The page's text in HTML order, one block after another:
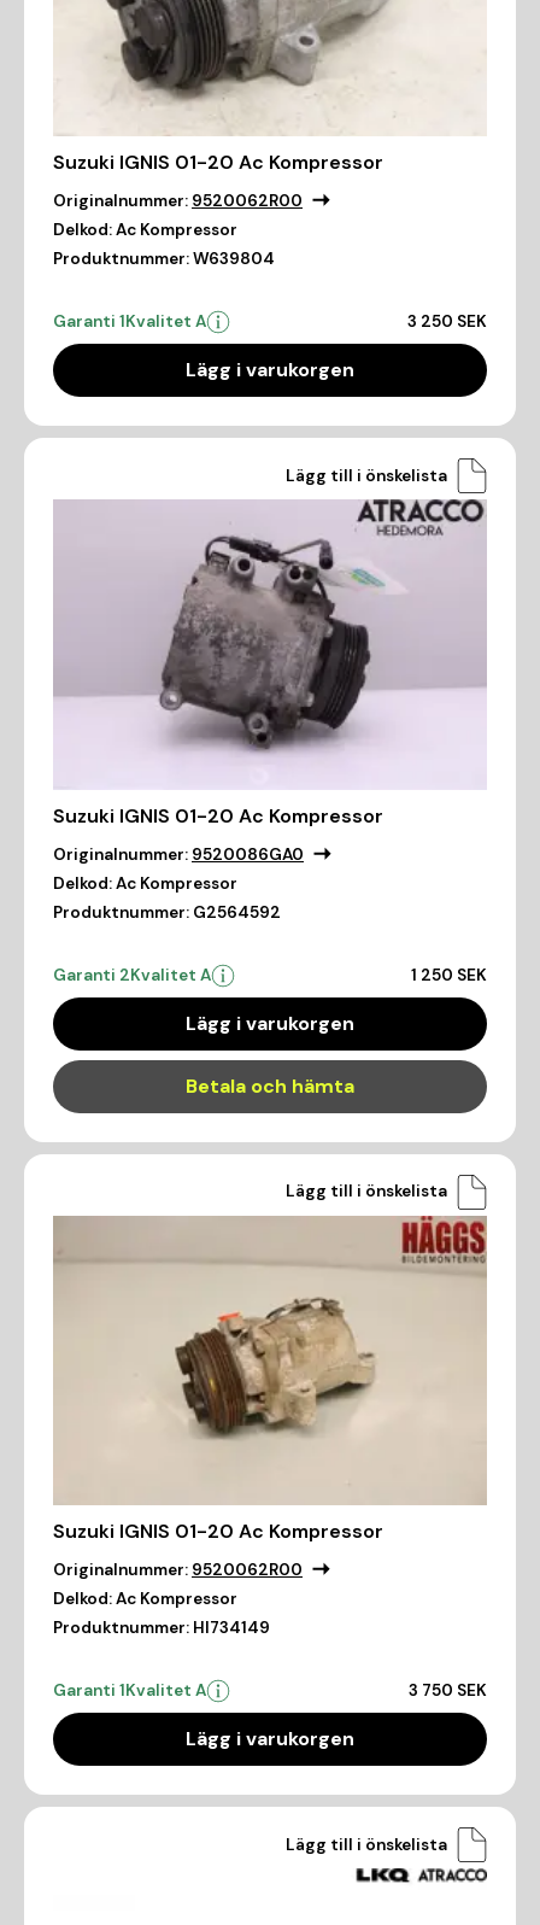
Suzuki IGNIS 01-20 Ac Kompressor
Originalnummer: 9520062R00
Delkod:Ac Kompressor
Produktnummer:W639804
Garanti 1Kvalitet A 3 250 SEK
Lägg i varukorgen
Lägg till i önskelista
Suzuki IGNIS 01-20 Ac Kompressor
Originalnummer: 9520086GA0
Delkod:Ac Kompressor
Produktnummer: G2564592
Garanti 2Kvalitet A 1 250 SEK
Lägg i varukorgen
Betala och hämta
Lägg till i önskelista
Suzuki IGNIS 01-20 Ac Kompressor
Originalnummer: 9520062R00
Delkod:Ac Kompressor
Produktnummer: HI734149
Garanti 1Kvalitet A 3 750 SEK
Lägg i varukorgen
Lägg till i önskelista